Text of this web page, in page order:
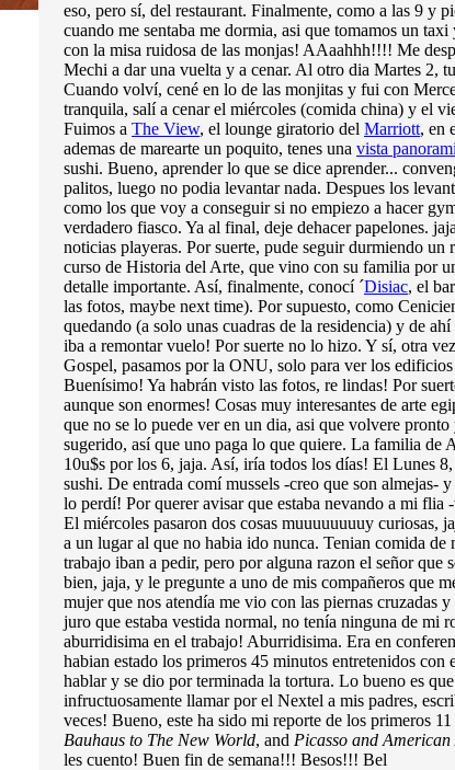
eso, pero sí, del restaurant. Finalmente, como a las 9 y
cuando me sentaba me dormia, asi que tomamos un
con la misa ruidosa de las monjas! AAaahhh!!!! Me
Mechi a dar una vuelta y a cenar. Al otro dia Martes 2,
Cuando volví, cené en lo de las monjitas y fui con
tranquila, salí a cenar el miércoles (comida china) y el
Fuimos a The View, el lounge giratorio del Marriott, en
ademas de marearte un poquito, tenes una vista
sushi. Bueno, aprender lo que se dice aprender...
palitos, luego no podia levantar nada. Despues los
como los que voy a conseguir si no empiezo a hacer
verdadero fiasco. Ya al final, deje dehacer papelones.
noticias playeras. Por suerte, pude seguir durmiendo un
curso de Historia del Arte, que vino con su familia por
detalle importante. Así, finalmente, conocí ´Disiac, el
las fotos, maybe next time). Por supuesto, como
quedando (a solo unas cuadras de la residencia) y de
iba a remontar vuelo! Por suerte no lo hizo. Y sí, otra
Gospel, pasamos por la ONU, solo para ver los
Buenísimo! Ya habrán visto las fotos, re lindas! Por
aunque son enormes! Cosas muy interesantes de arte
que no se lo puede ver en un dia, asi que volvere
sugerido, así que uno paga lo que quiere. La familia de
10u$s por los 6, jaja. Así, iría todos los días! El Lunes
sushi. De entrada comí mussels -creo que son
lo perdí! Por querer avisar que estaba nevando a mi
El miércoles pasaron dos cosas muuuuuuuuy curiosas,
a un lugar al que no habia ido nunca. Tenian comida de
trabajo iban a pedir, pero por alguna razon el señor
bien, jaja, y le pregunte a uno de mis compañeros que
mujer que nos atendía me vio con las piernas
juro que estaba vestida normal, no tenía ninguna de mi
aburridisima en el trabajo! Aburridisima. Era en
habian estado los primeros 45 minutos entretenidos con
hablar y se dio por terminada la tortura. Lo bueno es
infructuosamente llamar por el Nextel a mis padres,
veces! Bueno, este ha sido mi reporte de los primeros
Bauhaus to The New World, and Picasso and American
les cuento! Buen fin de semana!!! Besos!!! Bel